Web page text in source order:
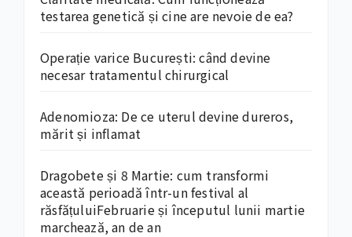
testarea genetică și cine are nevoie de ea?
Operație varice București: când devine
necesar tratamentul chirurgical
Adenomioza: De ce uterul devine dureros,
mărit și inflamat
Dragobete și 8 Martie: cum transformi
această perioadă într-un festival al
răsfățuluiFebruarie și începutul lunii martie
marchează, an de an